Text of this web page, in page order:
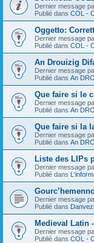
Dernier message
Publié dans COL -
Oggetto:
Dernier message
Publié dans COL -
An Drouizig
Dernier message
Publié dans An
Que faire si le
Dernier message
Publié dans An
Que faire si la
Dernier message
Publié dans An
Liste des LIPs
Dernier message
Publié dans
Dernier message
Publié dans
Medieval Latin
Dernier message
Publié dans COL -